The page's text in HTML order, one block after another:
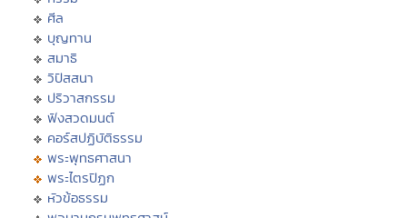
ศีล
บุญทาน
สมาธิ
วิปัสสนา
ปริวาสกรรม
ฟังสวดมนต์
คอร์สปฏิบัติธรรม
พระพุทธศาสนา
พระไตรปิฏก
หัวข้อธรรม